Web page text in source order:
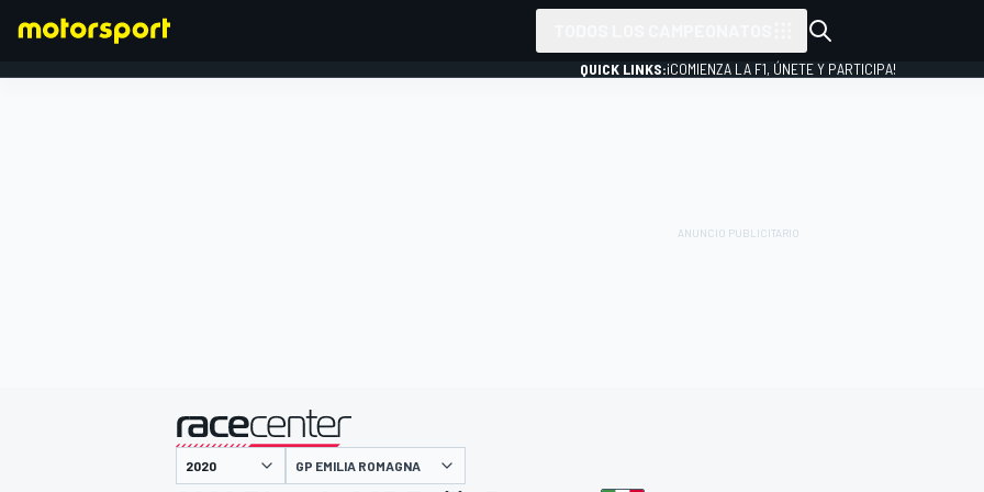
QUICK LINKS:¡COMIENZA LA F1, ÚNETE Y PARTICIPA!
presentado por
GP EMILIA ROMAGNA